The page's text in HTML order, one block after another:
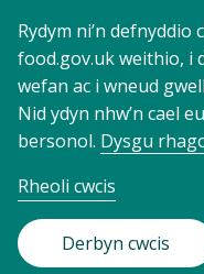
Rydym ni’n defnyddio
food.gov.uk weithio, i
wefan ac i wneud
Nid ydyn nhw’n cael
bersonol. Dysgu
Rheoli cwcis
Derbyn cwcis